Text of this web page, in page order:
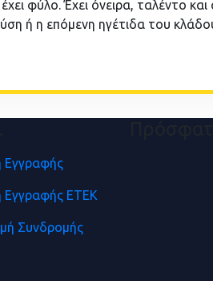
έχει φύλο. Έχει όνειρα,
ή η επόμενη ηγέτιδα του
Εγγραφής
Εγγραφής ΕΤΕΚ
Συνδρομής